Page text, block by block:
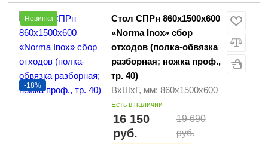
Новинка
-18%
Стол СПРн 860х1500х600
«Norma Inox» сбор
отходов (полка-обвязка
разборная; ножка проф.,
тр. 40)
ВхШхГ, мм: 860х1500х600
Есть в наличии
16 150
руб.
19 690
руб.